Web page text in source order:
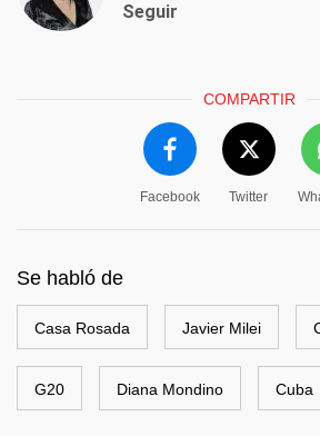
Seguir
COMPARTIR
Facebook Twitter
Se habló de
Casa Rosada Javier Milei
G20 Diana Mondino Cuba